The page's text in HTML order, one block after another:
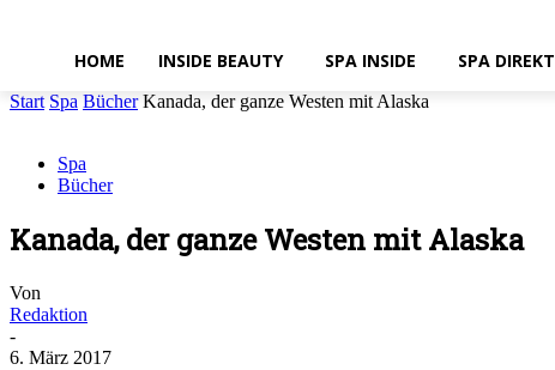
HOME INSIDE BEAUTY SPA INSIDE SPA DIREKT
Start Spa Bücher Kanada, der ganze Westen mit Alaska
Spa
Bücher
Kanada, der ganze Westen mit Alaska
Von
Redaktion
-
6. März 2017